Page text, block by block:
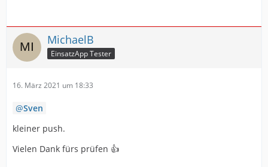
MichaelB
EinsatzApp Tester
16. März 2021 um 18:33
Sven
kleiner push.
Vielen Dank fürs prüfen 👍